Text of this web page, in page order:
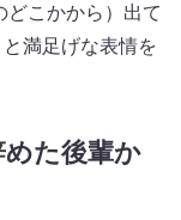
こかから）出て
満足げな表情を
た後輩か